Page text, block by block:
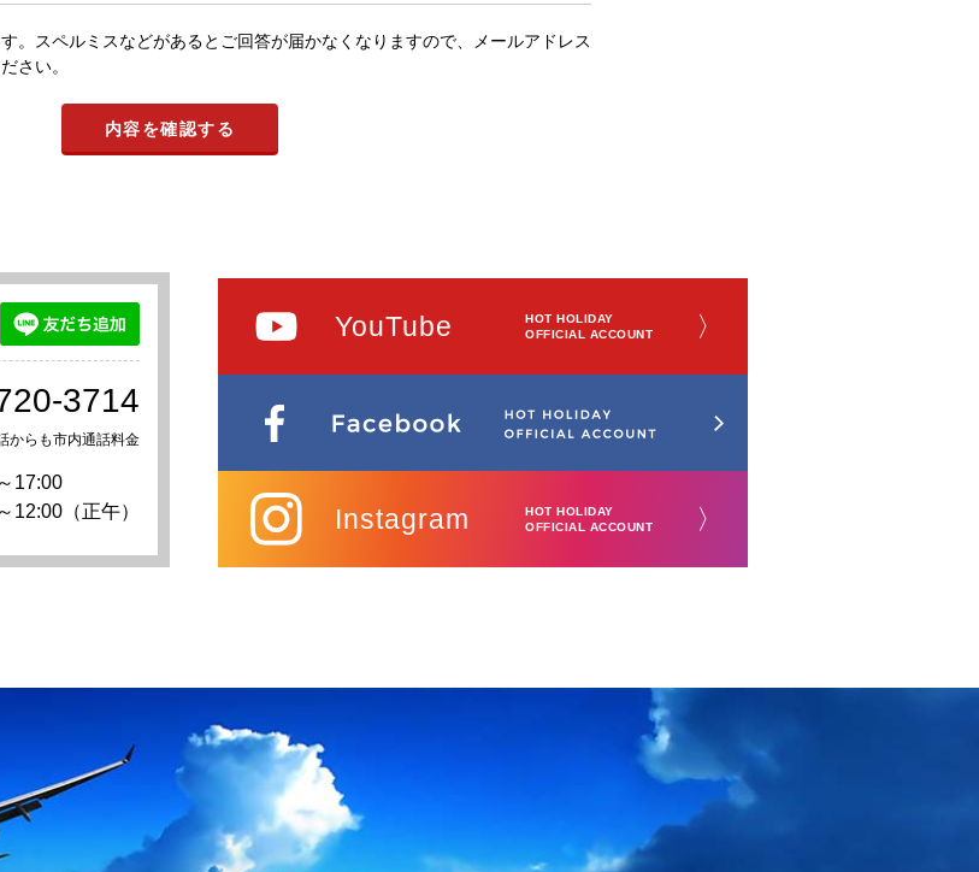
。スペルミスなどがあるとご回答が届かなくなりますので、メールアドレス
さい。
3714
からも市内通話料金
17:00
12:00（正午）
YouTube
HOT HOLIDAY
OFFICIAL ACCOUNT
〉
Instagram
HOT HOLIDAY
OFFICIAL ACCOUNT
〉